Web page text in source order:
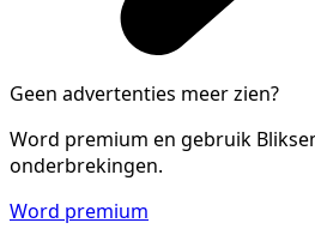
Geen advertenties meer zien?
Word premium en gebruik
onderbrekingen.
Word premium